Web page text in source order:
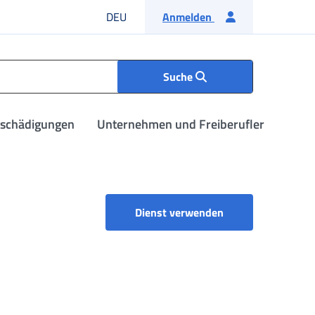
DEU Deutsche Sprache
Anmelden
Suche
Unternehmen und Freiberufler
Dienst verwenden